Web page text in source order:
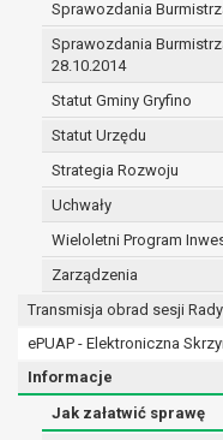
Sprawozdania
Sprawozdania
28.10.2014
Statut Gminy Gryfino
Statut Urzędu
Strategia Rozwoju
Uchwały
Wieloletni Program
Zarządzenia
Transmisja obrad sesji
ePUAP - Elektroniczna
Informacje
Jak załatwić sprawę
prawo
w
prawo